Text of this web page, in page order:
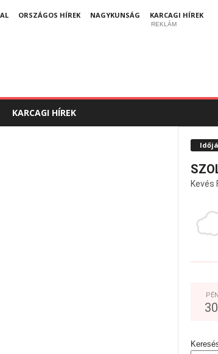
ORSZÁGOS HÍREK NAGYKUNSÁG
KARCAGI HÍREK
REKLÁM
KARCAGI HÍREK
Kevés
PÉN
30